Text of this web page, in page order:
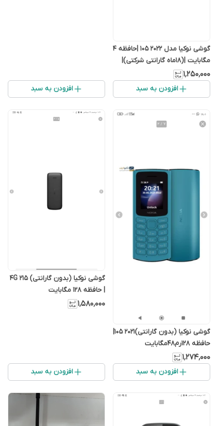
گوشی نوکیا مدل ۲۰۲۲ ۱۰۵ |حافظه ۴
مگابایت |(۱۸ماه گارانتی شرکتی)|
۱٬۲۵۰٬۰۰۰
افزودن به سبد افزودن به سبد
گوشی نوکیا (بدون گارانتی)2021 105|
حافظه 128رم48مگابایت
۱٬۲۷۴٬۰۰۰
افزودن به سبد
گوشی نوکیا (بدون گارانتی) 215 4G
| حافظه 128 مگابایت
۱٬۵۸۰٬۰۰۰
افزودن به سبد